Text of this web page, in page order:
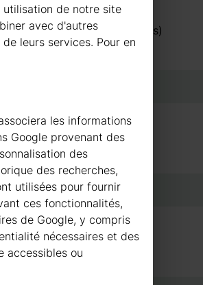
Peinture Villa Akva (9 litres)
Tuiles bitumineuses
EN TUILE ACIER
€ Couverture en tuile acier
de notre site
avec d'autres
leurs services. Pour en
les informations
Google provenant des
des
des recherches,
utilisées pour fournir
ces fonctionnalités,
de Google, y compris
nécessaires et des
accessibles ou